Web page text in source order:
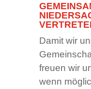
Damit wir
freuen wir
wenn